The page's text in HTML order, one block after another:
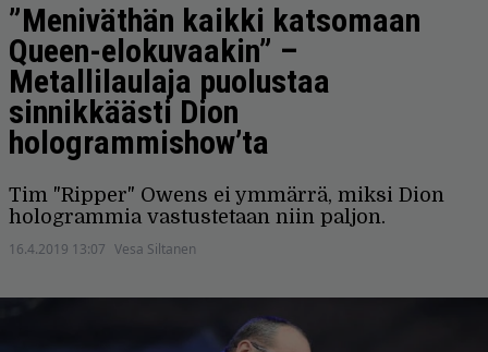
”Meniväthän kaikki katsomaan
Queen-elokuvaakin” –
Metallilaulaja puolustaa
sinnikkäästi Dion
hologrammishow’ta
Tim "Ripper" Owens ei ymmärrä, miksi Dion
hologrammia vastustetaan niin paljon.
16.4.2019 13:07 Vesa Siltanen